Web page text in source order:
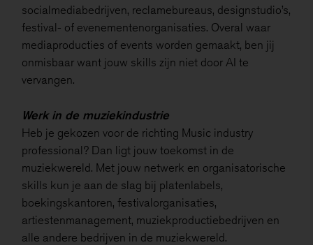
socialmediabedrijven, reclamebureaus, designstudio’s,
festival- of evenementenorganisaties. Overal waar
mediaproducties of events worden gemaakt, ben jij
onmisbaar want jouw skills zijn niet door AI te
vervangen.
Werk in de muziekindustrie
Heb je gekozen voor de richting Music industry
professional? Dan ligt jouw toekomst in de
muziekwereld. Met jouw netwerk en organisatorische
skills kun je aan de slag bij platenlabels,
boekingskantoren, festivalorganisaties,
artiestenmanagement, muziekproductiebedrijven en
alle andere bedrijven in de muziekwereld.